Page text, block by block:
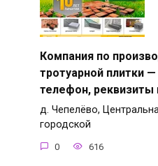
Компания по
тротуарной плитки
телефон, реквизиты
д. Чепелёво,
городской
0 616